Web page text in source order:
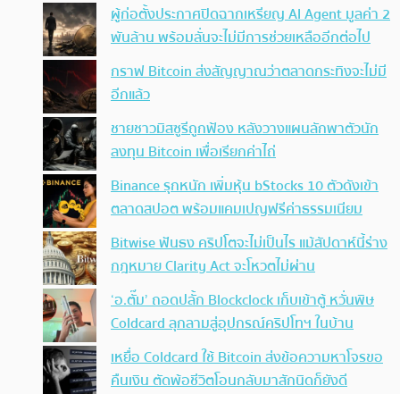
ผู้ก่อตั้งประกาศปิดฉากเหรียญ AI Agent มูลค่า 2
พันล้าน พร้อมลั่นจะไม่มีการช่วยเหลืออีกต่อไป
กราฟ Bitcoin ส่งสัญญาณว่าตลาดกระทิงจะไม่มี
อีกแล้ว
ชายชาวมิสซูรีถูกฟ้อง หลังวางแผนลักพาตัวนัก
ลงทุน Bitcoin เพื่อเรียกค่าไถ่
Binance รุกหนัก เพิ่มหุ้น bStocks 10 ตัวดังเข้า
ตลาดสปอต พร้อมแคมเปญฟรีค่าธรรมเนียม
Bitwise ฟันธง คริปโตจะไม่เป็นไร แม้สัปดาห์นี้ร่าง
กฎหมาย Clarity Act จะโหวตไม่ผ่าน
‘อ.ตั๊ม’ ถอดปลั้ก Blockclock เก็บเข้าตู้ หวั่นพิษ
Coldcard ลุกลามสู่อุปกรณ์คริปโทฯ ในบ้าน
เหยื่อ Coldcard ใช้ Bitcoin ส่งข้อความหาโจรขอ
คืนเงิน ตัดพ้อชีวิตโอนกลับมาสักนิดก็ยังดี